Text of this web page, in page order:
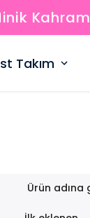
Takım
Ürün adına